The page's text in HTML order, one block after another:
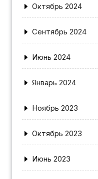
Октябрь 2024
Сентябрь 2024
Июнь 2024
Январь 2024
Ноябрь 2023
Октябрь 2023
Июнь 2023